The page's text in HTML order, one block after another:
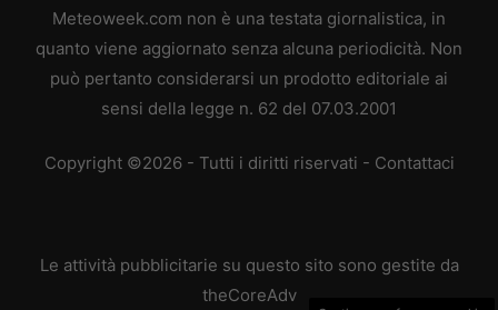
Meteoweek.com non è una testata giornalistica, in
quanto viene aggiornato senza alcuna periodicità. Non
può pertanto considerarsi un prodotto editoriale ai
sensi della legge n. 62 del 07.03.2001
Copyright ©2026 - Tutti i diritti riservati - Contattaci
Le attività pubblicitarie su questo sito sono gestite da
theCoreAdv